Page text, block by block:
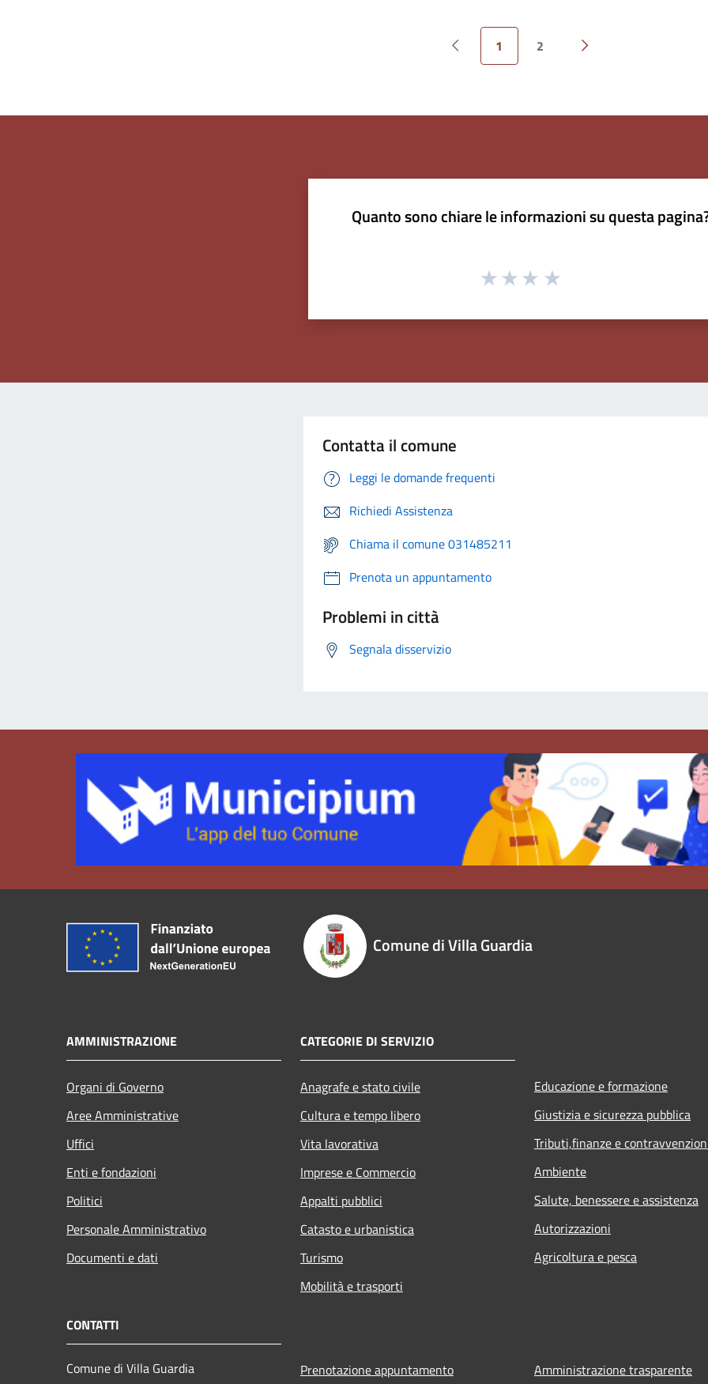
Pagina precedente
1 2
Pagina successiva
Quanto sono chiare le informazioni su questa
Contatta il comune
Leggi le domande frequenti
Richiedi Assistenza
Chiama il comune 031485211
Prenota un appuntamento
Problemi in città
Segnala disservizio
Comune di Villa Guardia
AMMINISTRAZIONE
Organi di Governo
Aree Amministrative
Uffici
Enti e fondazioni
Politici
Personale Amministrativo
Documenti e dati
CATEGORIE DI SERVIZIO
Anagrafe e stato civile
Cultura e tempo libero
Vita lavorativa
Imprese e Commercio
Appalti pubblici
Catasto e urbanistica
Turismo
Mobilità e trasporti
Educazione e formazione
Giustizia e sicurezza pubblica
Tributi,finanze e
Ambiente
Salute, benessere e assistenza
Autorizzazioni
Agricoltura e pesca
CONTATTI
Comune di Villa Guardia
Prenotazione appuntamento Amministrazione trasparente